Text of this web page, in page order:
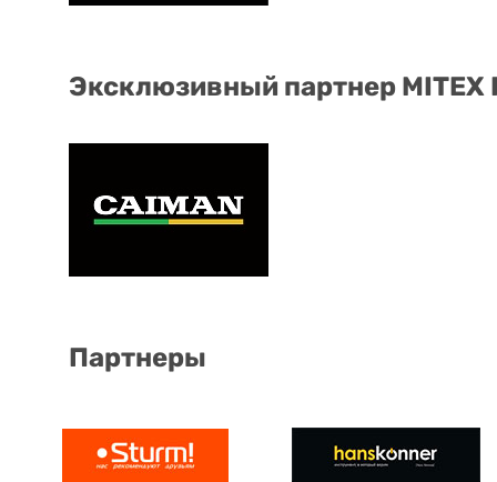
Эксклюзивный партнер
Партнеры